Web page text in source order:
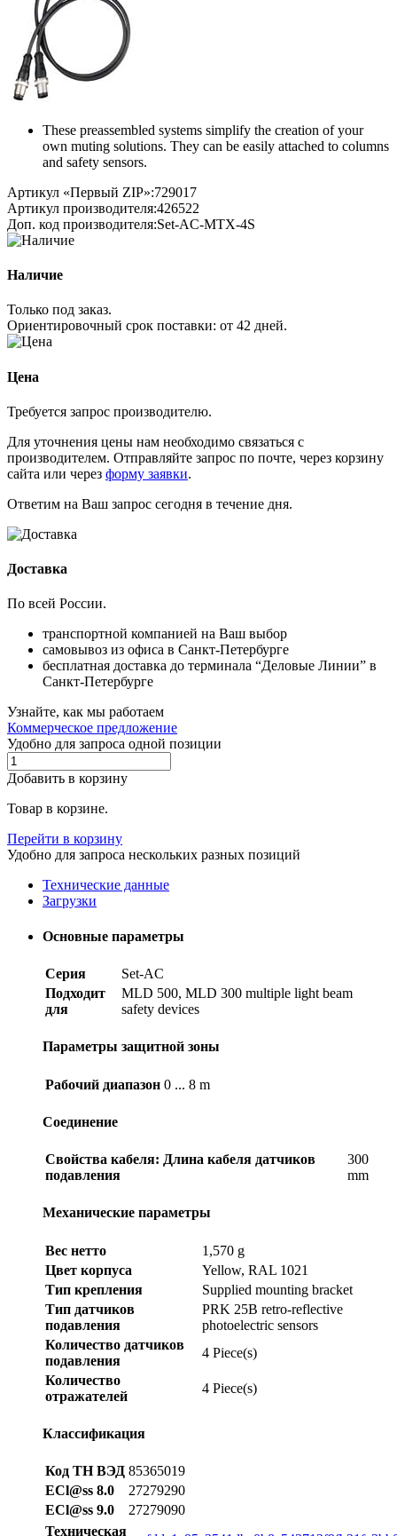
These preassembled systems simplify the creation of your
own muting solutions. They can be easily attached to columns
and safety sensors.
Артикул «Первый ZIP»:729017
Артикул производителя:426522
Доп. код производителя:Set-AC-MTX-4S
Наличие
Только под заказ.
Ориентировочный срок поставки: от 42 дней.
Цена
Требуется запрос производителю.
Для уточнения цены нам необходимо связаться с
производителем. Отправляйте запрос по почте, через корзину
сайта или через форму заявки.
Ответим на Ваш запрос сегодня в течение дня.
Доставка
По всей России.
транспортной компанией на Ваш выбор
самовывоз из офиса в Санкт-Петербурге
бесплатная доставка до терминала “Деловые Линии” в
Санкт-Петербурге
Узнайте, как мы работаем
Коммерческое предложение
Удобно для запроса одной позиции
Добавить в корзину
Товар в корзине.
Перейти в корзину
Удобно для запроса нескольких разных позиций
Технические данные
Загрузки
Основные параметры
Серия
Set-AC
Подходит
для
MLD 500, MLD 300 multiple light beam
safety devices
Параметры защитной зоны
Рабочий диапазон 0 ... 8 m
Соединение
Свойства кабеля: Длина кабеля датчиков
подавления
300
mm
Механические параметры
Вес нетто
1,570 g
Цвет корпуса
Yellow, RAL 1021
Тип крепления
Supplied mounting bracket
Тип датчиков
подавления
PRK 25B retro-reflective
photoelectric sensors
Количество датчиков
подавления
4 Piece(s)
Количество
отражателей
4 Piece(s)
Классификация
Код ТН ВЭД 85365019
ECl@ss 8.0
27279290
ECl@ss 9.0
27279090
Техническая